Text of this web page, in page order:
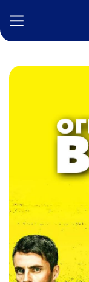
Статьи
О нас
Авторы